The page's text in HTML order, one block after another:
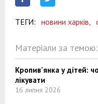
ТЕГИ: новини харків,
Матеріали за темою:
Кропив'янка у дітей:
лікувати
16 липня 2026